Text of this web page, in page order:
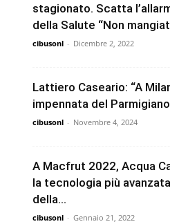
stagionato. Scatta
della Salute “Non
cibusonl - Dicembre 2, 2022
Lattiero Caseario: “A
impennata del
cibusonl - Novembre 4, 2024
A Macfrut 2022, Acqua
la tecnologia più
della...
cibusonl - Gennaio 21, 2022